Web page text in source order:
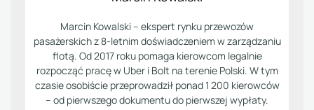
Marcin Kowalski – ekspert rynku przewozów
pasażerskich z 8-letnim doświadczeniem w zarządzaniu
flotą. Od 2017 roku pomaga kierowcom legalnie
rozpocząć pracę w Uber i Bolt na terenie Polski. W tym
czasie osobiście przeprowadził ponad 1 200 kierowców
– od pierwszego dokumentu do pierwszej wypłaty.